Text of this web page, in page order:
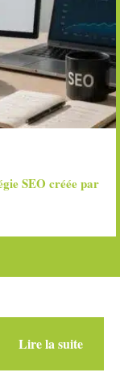
SEO créée par
Lire la suite